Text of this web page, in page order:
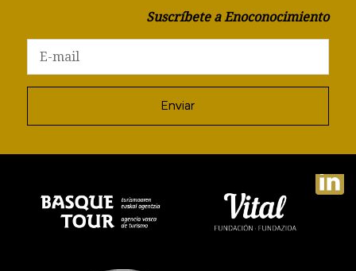
Suscríbete a Enoconocimiento